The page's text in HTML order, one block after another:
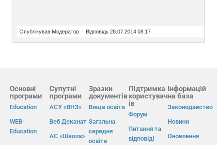
Опублікував Модератор Відповідь 28.07.2014 08:17
Основні
програми
Education
WEB-
Education
Супутні
програми
АСУ «ВНЗ»
Веб Деканат
АС «Школа»
Зразки
документів
Вища освіта
Загальна
середня
освіта
Підтримка
користувач
ів
Форум
Питання та
відповіді
Інформацій
на база
Законодавство
Новини
Оновлення